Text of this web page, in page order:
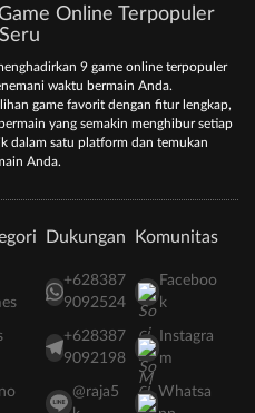
Online Terpopuler
9 game online terpopuler
waktu bermain Anda.
game favorit dengan fitur lengkap,
yang semakin menghibur setiap
dalam satu platform dan temukan
Anda.
Dukungan
+628387
9092524
+628387
9092198
@raja5
Komunitas
Faceboo
k
Instagra
m
Whatsa